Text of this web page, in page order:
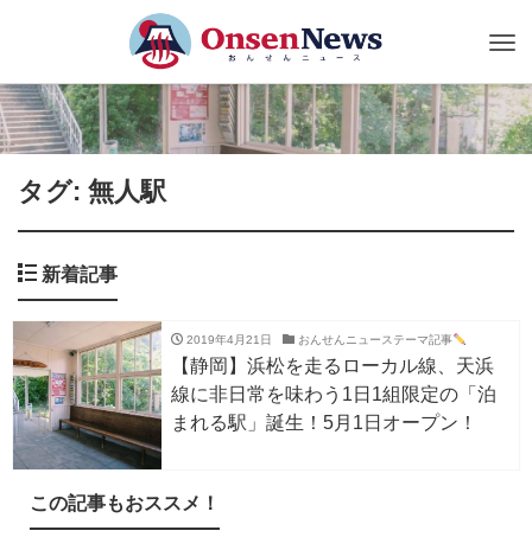
タグ: 無人駅
新着記事
2019年4月21日 おんせんニューステーマ記事
【静岡】浜松を走るローカル線、天浜
線に非日常を味わう1日1組限定の「泊
まれる駅」誕生！5月1日オープン！
この記事もおススメ！